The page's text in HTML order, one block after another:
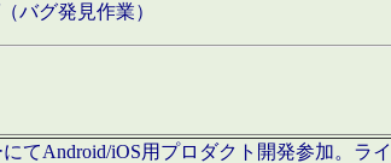
バグ発見作業）
てAndroid/iOS用プロダクト開発参加。ラ